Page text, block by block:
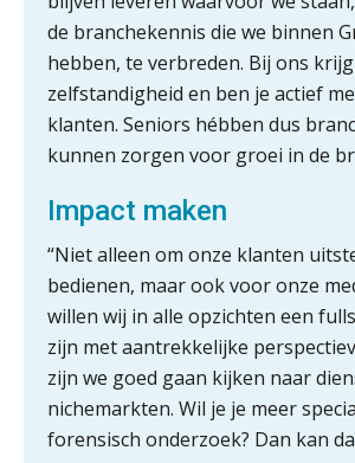
de branchekennis die we binnen
hebben, te verbreden. Bij ons
zelfstandigheid en ben je actief
klanten. Seniors hébben dus
kunnen zorgen voor groei in de
Impact maken
“Niet alleen om onze klanten
bedienen, maar ook voor onze
willen wij in alle opzichten een
zijn met aantrekkelijke
zijn we goed gaan kijken naar
nichemarkten. Wil je je meer
forensisch onderzoek? Dan kan
je
Uitspraak Hoge
tuchtrechtspraak
belast met btw
Best FinTech
het beter dan vorig
ICT & AI | Volledig
Hierom zijn
extra kwetsbaar
boekhoudfouten
Blog |